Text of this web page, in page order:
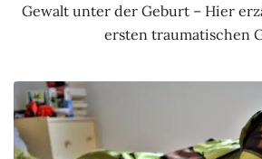
Gewalt unter der Geburt – Hier
ersten traumatischen